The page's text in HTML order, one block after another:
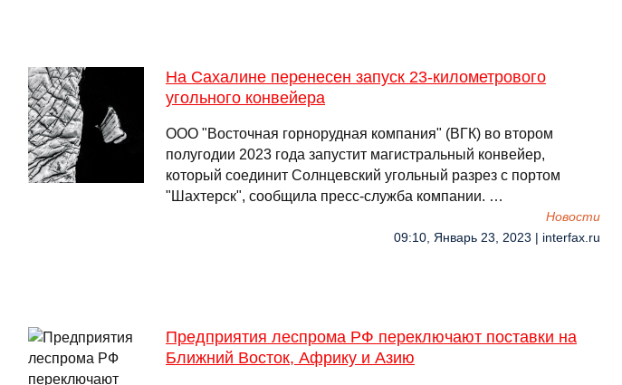
На Сахалине перенесен запуск 23-километрового
угольного конвейера
ООО "Восточная горнорудная компания" (ВГК) во втором
полугодии 2023 года запустит магистральный конвейер,
который соединит Солнцевский угольный разрез с портом
"Шахтерск", сообщила пресс-служба компании. …
Новости
09:10, Январь 23, 2023 | interfax.ru
Предприятия леспрома РФ переключают поставки на
Ближний Восток, Африку и Азию